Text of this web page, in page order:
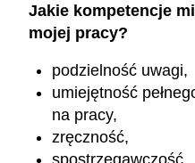
Jakie kompetencje
mojej pracy?
podzielność uwagi,
umiejętność
na pracy,
zręczność,